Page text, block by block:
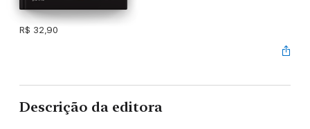
R$ 32,90
Descrição da editora